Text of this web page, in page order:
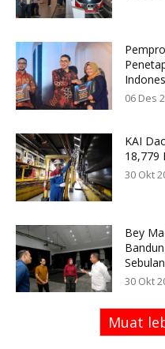
06 Des
KAI
18,779
30 Okt
Bey
Sebulan
30 Okt
Muat